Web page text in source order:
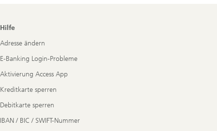
Footer
Hilfe
Adresse ändern
E-Banking Login-Probleme
Aktivierung Access App
Kreditkarte sperren
Debitkarte sperren
IBAN / BIC / SWIFT-Nummer